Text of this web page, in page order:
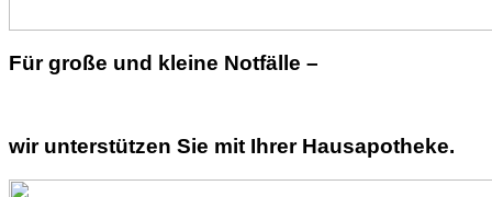
Für große und kleine Notfälle –
wir unterstützen Sie mit Ihrer Hausapotheke.